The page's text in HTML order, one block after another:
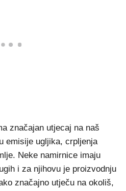
značajan utjecaj na naš
emisije ugljika, crpljenja
Neke namirnice imaju
i za njihovu je proizvodnju
značajno utječu na okoliš,